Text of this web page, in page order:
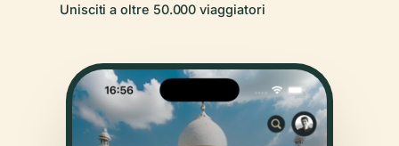
Unisciti a oltre 50.000 viaggiatori